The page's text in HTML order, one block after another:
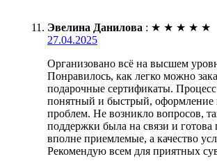
Эвелина Данилова : ★ ★ ★ ★ ★
27.04.2025
Организовано всё на высшем
Понравилось, как легко можно
подарочные сертификаты. Процесс
понятный и быстрый, оформление
проблем. Не возникло вопросов,
поддержки была на связи и
вполне приемлемые, а качество
Рекомендую всем для приятных